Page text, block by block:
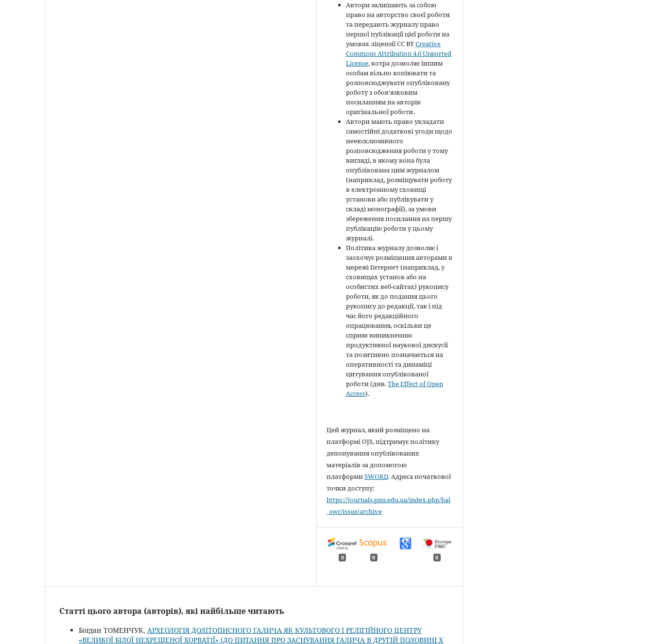
Автори залишають за собою
право на авторство своєї роботи
та передають журналу право
першої публікації цієї роботи на
умовах ліцензії CC BYCreative
Commons Attribution 4.0 Unported
License, котра дозволяє іншим
особам вільно копіювати та
розповсюджувати опубліковану
роботу з обов'язковим
посиланням на авторів
оригінальної роботи.
Автори мають право укладати
самостійні додаткові угоди щодо
неексклюзивного
розповсюдження роботи у тому
вигляді, в якому вона була
опублікована цим журналом
(наприклад, розміщувати роботу
в електронному сховищі
установи або публікувати у
складі монографії), за умови
збереження посилання на першу
публікацію роботи у цьому
журналі.
Політика журналу дозволяє і
заохочує розміщення авторами в
мережі Інтернет (наприклад, у
сховищах установ або на
особистих веб-сайтах) рукопису
роботи, як до подання цього
рукопису до редакції, так і під
час його редакційного
опрацювання, оскільки це
сприяє виникненню
продуктивної наукової дискусії
та позитивно позначається на
оперативності та динаміці
цитування опублікованої
роботи (див.The Effect of Open
Access).
Цей журнал, який розміщено на
платформі OJS, підтримує політику
депонування опублікованих
матеріалів за допомогою
платформиSWORD. Адреса початкової
точки доступу:
https://journals.pnu.edu.ua/index.php/hal
_swc/issue/archive
0 0 0
Статті цього автора (авторів), які найбільше читають
Богдан ТОМЕНЧУК, АРХЕОЛОГІЯ ДОЛІТОПИСНОГО ГАЛИЧА ЯК КУЛЬТОВОГО І РЕЛІГІЙНОГО ЦЕНТРУ
«ВЕЛИКОЇ БІЛОЇ НЕХРЕЩЕНОЇ ХОРВАТІЇ» (ДО ПИТАННЯ ПРО ЗАСНУВАННЯ ГАЛИЧА В ДРУГІЙ ПОЛОВИНІ Х